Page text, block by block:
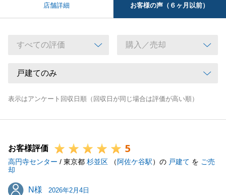
店舗詳細 お客様の声（６ヶ月以前）
表示はアンケート回収日順（回収日が同じ場合は評価が高い順）
お客様評価 5
高円寺センター / 東京都 杉並区 （ 阿佐ケ谷駅）の 戸建て を ご売
却
N様
N様 2026年2月4日